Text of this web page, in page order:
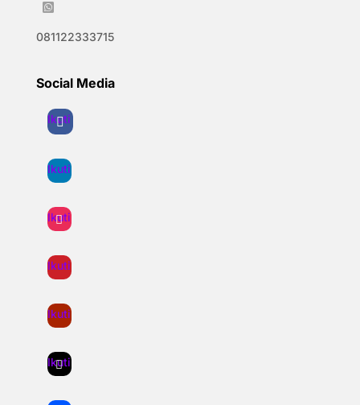

081122333715
Social Media
Ikuti
Ikuti
Ikuti
Ikuti
Ikuti
Ikuti